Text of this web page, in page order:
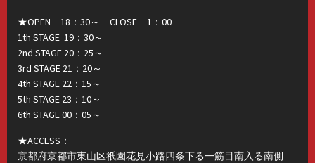
★OPEN 18：30～ CLOSE 1：00
1th STAGE 19：30～
2nd STAGE 20：25～
3rd STAGE 21：20～
4th STAGE 22：15～
5th STAGE 23：10～
6th STAGE 00：05～
★ACCESS：
京都府京都市東山区祇園花見小路四条下る一筋目南入る南側